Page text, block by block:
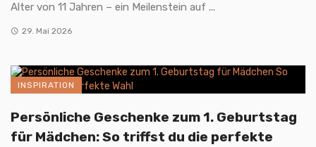
Alter von 11 Jahren – ein Meilenstein auf ...
29. Mai 2026
INSPIRATION
Persönliche Geschenke zum 1. Geburtstag
für Mädchen: So triffst du die perfekte